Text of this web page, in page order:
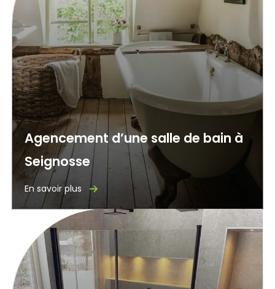
Agencement d’une salle de bain à
Seignosse
En savoir plus